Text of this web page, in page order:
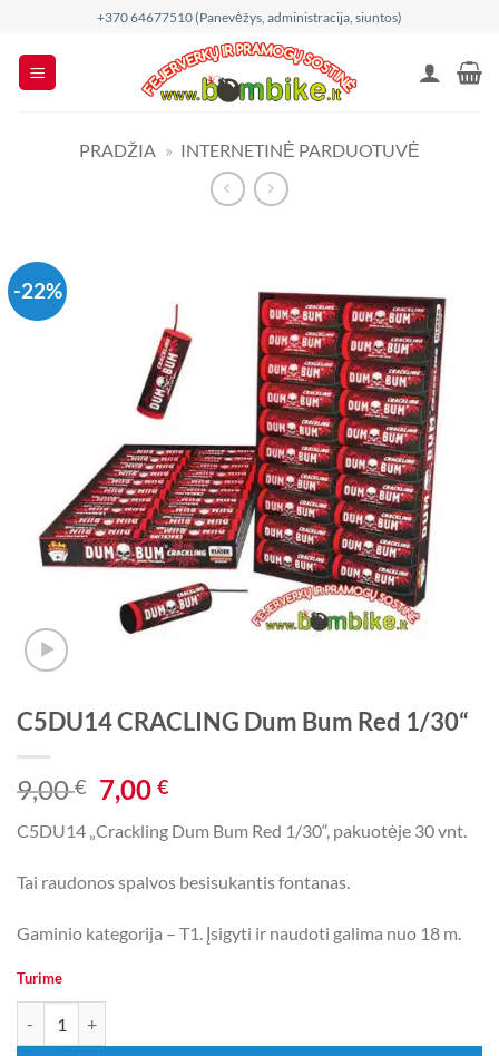
content
+370 64677510 (Panevėžys, administracija, siuntos)
PRADŽIA » INTERNETINĖ PARDUOTUVĖ
-22%
C5DU14 CRACLING Dum Bum Red 1/30“
9,00€ Original
price
was:
9,00 €.
7,00€Current
is:
7,00 €.
C5DU14 „Crackling Dum Bum Red 1/30“, pakuotėje 30 vnt.
Tai raudonos spalvos besisukantis fontanas.
Gaminio kategorija – T1. Įsigyti ir naudoti galima nuo 18 m.
Turime